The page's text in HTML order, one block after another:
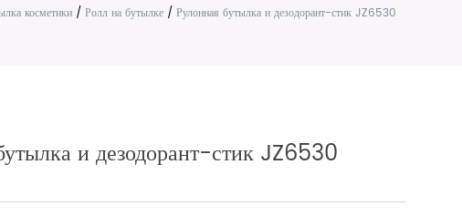
косметики / Ролл на бутылке / Рулонная бутылка и дезодорант-стик JZ6530
и дезодорант-стик JZ6530